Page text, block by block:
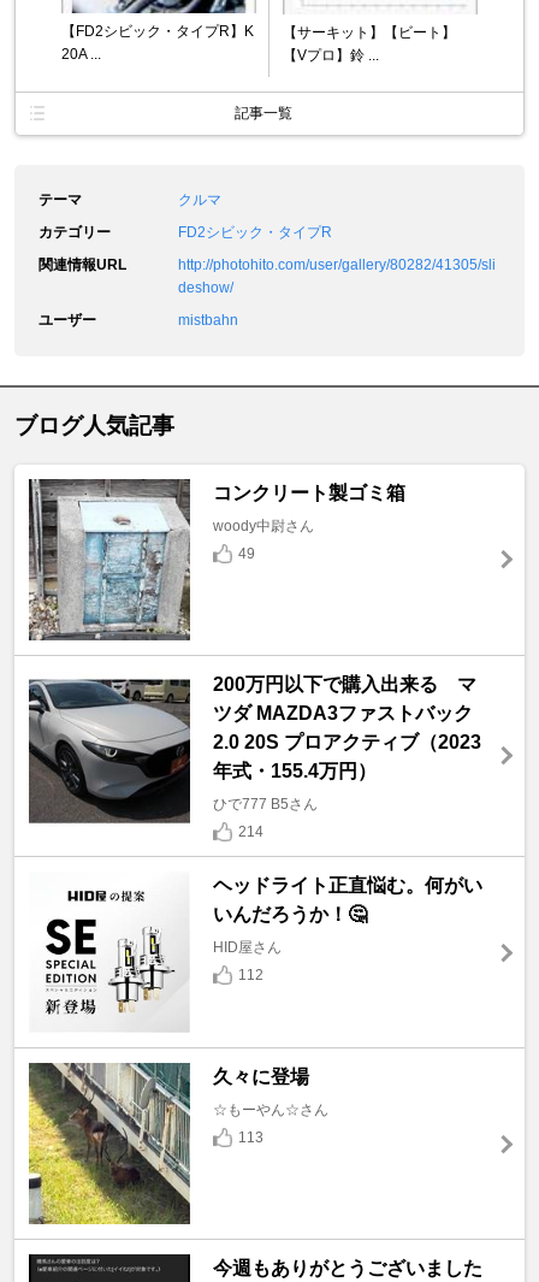
【FD2シビック・タイプR】K
20A ...
【サーキット】【ビート】
【Vプロ】鈴 ...
記事一覧
テーマ
クルマ
カテゴリー
FD2シビック・タイプR
関連情報URL
http://photohito.com/user/gallery/80282/41305/sli
deshow/
ユーザー
mistbahn
ブログ人気記事
コンクリート製ゴミ箱
woody中尉さん
49
200万円以下で購入出来る マ
ツダ MAZDA3ファストバック
2.0 20S プロアクティブ（2023
年式・155.4万円）
ひで777 B5さん
214
ヘッドライト正直悩む。何がい
いんだろうか！🤔
HID屋さん
112
久々に登場
☆もーやん☆さん
113
今週もありがとうございました